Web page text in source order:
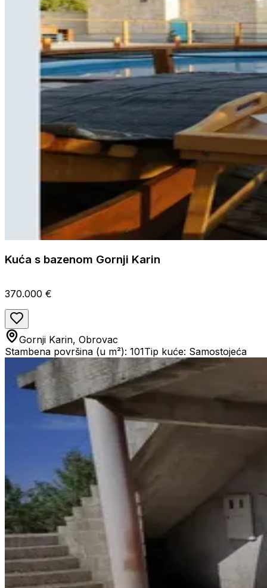
Kuća s bazenom Gornji Karin
370.000 €
Gornji Karin, Obrovac
Stambena površina (u m²): 101Tip kuće: Samostojeća